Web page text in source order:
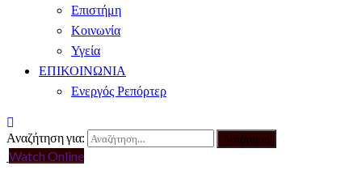
Επιστήμη
Κοινωνία
Υγεία
ΕΠΙΚΟΙΝΩΝΙΑ
Ενεργός Ρεπόρτερ
Αναζήτηση για:
Watch Online